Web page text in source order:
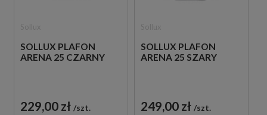
SOLLUX PLAFON
ARENA 25 CZARNY
229,00 zł szt.
SOLLUX PLAFON
ARENA 25 SZARY
249,00 zł szt.